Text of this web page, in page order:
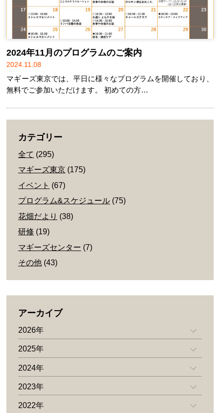
2024年11月のプログラムのご案内
2024.11.08
マギーズ東京では、平日に様々なプログラムを開催しており、
無料でご参加いただけます。 初めての方…
カテゴリー
全て (295)
マギーズ東京 (175)
イベント (67)
プログラム&スケジュール (75)
花畑だより (38)
研修 (19)
マギーズセンター (7)
その他 (43)
アーカイブ
2026年
2025年
2024年
2023年
2022年